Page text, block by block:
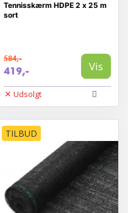
Tennisskærm HDPE 2 x 25 m
sort
584,-
419,- Vis
Udsolgt
TILBUD